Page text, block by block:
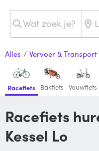
Alles / Vervoer & Transport
Racefiets Bakfiets Vouwfiets
Racefiets huren van je buren in
Kessel Lo